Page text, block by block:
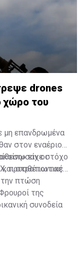
drones
χώρο του
μη επανδρωμένα
στον εναέριο
οι
προσθέτοντας
την πτώση
είχε στόχο
στρατιωτικές
της
συνοδεία